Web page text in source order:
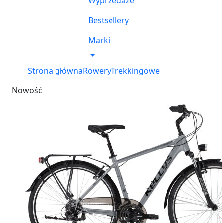
Bestsellery
Marki
Strona głównaRoweryTrekkingowe
Nowość